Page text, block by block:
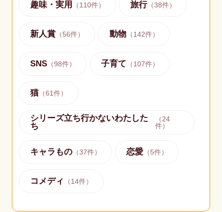
趣味・実用 （110件） 旅行（38件）
新人賞（56件） 動物 （142件）
SNS（98件） 子育て （107件）
猫（61件）
シリーズ立ち行かないわたした
ち
（24
件）
キャラもの（37件） 恋愛（5件）
コメディ （14件）